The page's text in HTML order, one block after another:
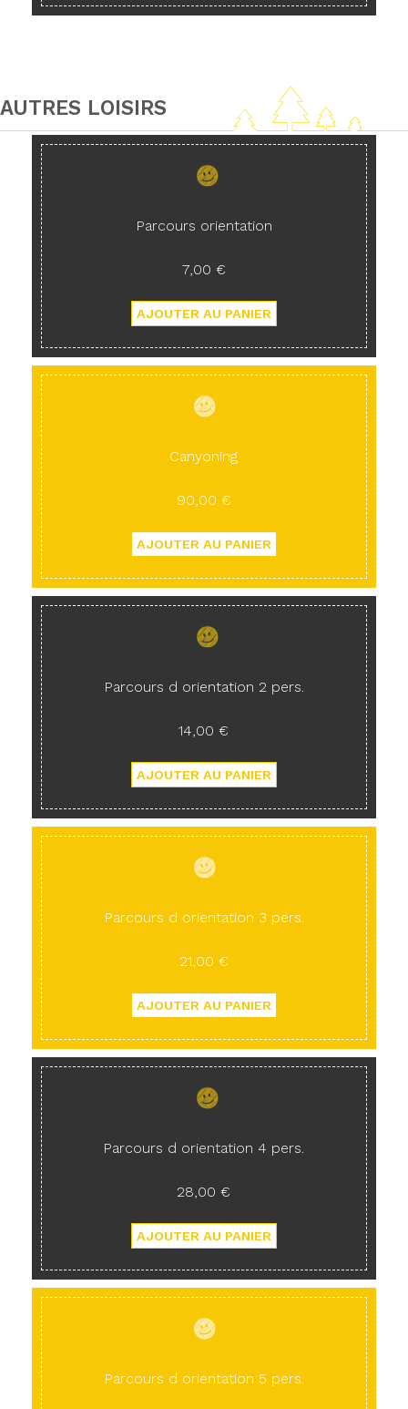
AUTRES LOISIRS
Parcours orientation
7,00 €
Canyoning
90,00 €
Parcours d orientation 2 pers.
14,00 €
Parcours d orientation 3 pers.
21,00 €
Parcours d orientation 4 pers.
28,00 €
Parcours d orientation 5 pers.